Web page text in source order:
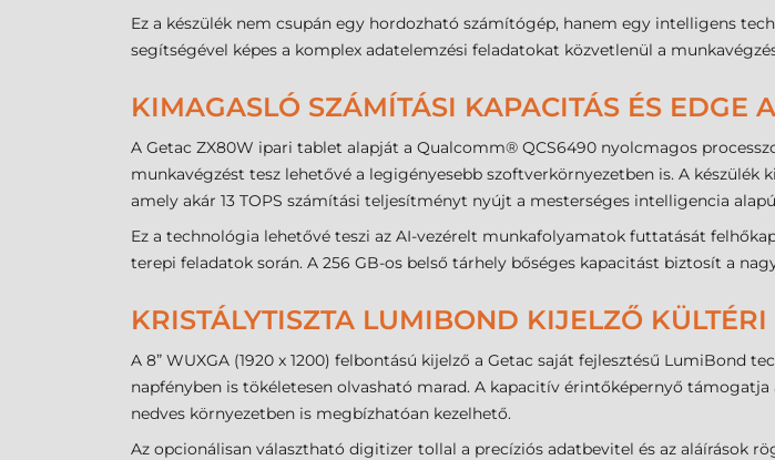
Ez a készülék nem csupán egy hordozható számítógép, hanem egy intelligens
segítségével képes a komplex adatelemzési feladatokat közvetlenül a
KIMAGASLÓ SZÁMÍTÁSI KAPACITÁS ÉS EDGE
A Getac ZX80W ipari tablet alapját a Qualcomm® QCS6490 nyolcmagos
munkavégzést tesz lehetővé a legigényesebb szoftverkörnyezetben is. A
amely akár 13 TOPS számítási teljesítményt nyújt a mesterséges intelligencia
Ez a technológia lehetővé teszi az AI-vezérelt munkafolyamatok futtatását
terepi feladatok során. A 256 GB-os belső tárhely bőséges kapacitást biztosít a
KRISTÁLYTISZTA LUMIBOND KIJELZŐ
A 8” WUXGA (1920 x 1200) felbontású kijelző a Getac saját fejlesztésű LumiBond
napfényben is tökéletesen olvasható marad. A kapacitív érintőképernyő
nedves környezetben is megbízhatóan kezelhető.
Az opcionálisan választható digitizer tollal a precíziós adatbevitel és az aláírások